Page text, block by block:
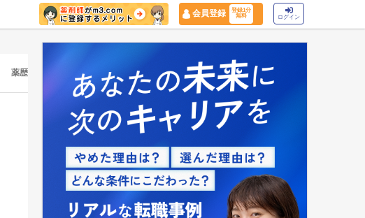
会員登録
登録1分
無料
ログイン
薬歴 マイナ保険証